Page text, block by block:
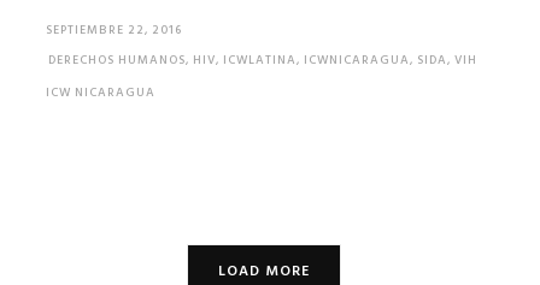
SEPTIEMBRE 22, 2016
DERECHOS HUMANOS, HIV, ICWLATINA, ICWNICARAGUA, SIDA, VIH
ICW NICARAGUA
LOAD MORE